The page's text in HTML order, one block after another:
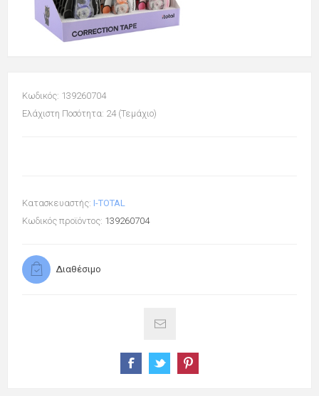
Κωδικός: 139260704
Ελάχιστη Ποσότητα: 24 (Τεμάχιο)
Κατασκευαστής: I-TOTAL
Κωδικός προϊόντος: 139260704
Διαθέσιμο